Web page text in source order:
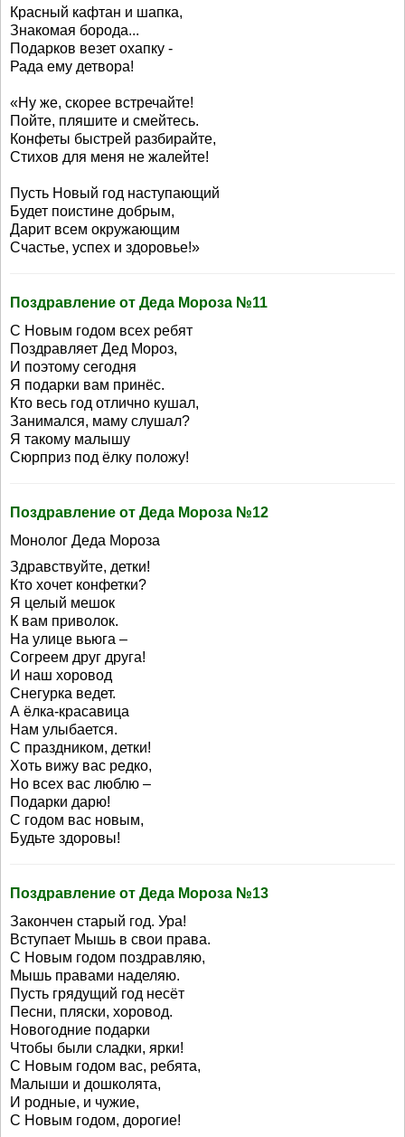
Красный кафтан и шапка,
Знакомая борода...
Подарков везет охапку -
Рада ему детвора!
«Ну же, скорее встречайте!
Пойте, пляшите и смейтесь.
Конфеты быстрей разбирайте,
Стихов для меня не жалейте!
Пусть Новый год наступающий
Будет поистине добрым,
Дарит всем окружающим
Счастье, успех и здоровье!»
Поздравление от Деда Мороза №11
С Новым годом всех ребят
Поздравляет Дед Мороз,
И поэтому сегодня
Я подарки вам принёс.
Кто весь год отлично кушал,
Занимался, маму слушал?
Я такому малышу
Сюрприз под ёлку положу!
Поздравление от Деда Мороза №12
Монолог Деда Мороза
Здравствуйте, детки!
Кто хочет конфетки?
Я целый мешок
К вам приволок.
На улице вьюга –
Согреем друг друга!
И наш хоровод
Снегурка ведет.
А ёлка-красавица
Нам улыбается.
С праздником, детки!
Хоть вижу вас редко,
Но всех вас люблю –
Подарки дарю!
С годом вас новым,
Будьте здоровы!
Поздравление от Деда Мороза №13
Закончен старый год. Ура!
Вступает Мышь в свои права.
С Новым годом поздравляю,
Мышь правами наделяю.
Пусть грядущий год несёт
Песни, пляски, хоровод.
Новогодние подарки
Чтобы были сладки, ярки!
С Новым годом вас, ребята,
Малыши и дошколята,
И родные, и чужие,
С Новым годом, дорогие!